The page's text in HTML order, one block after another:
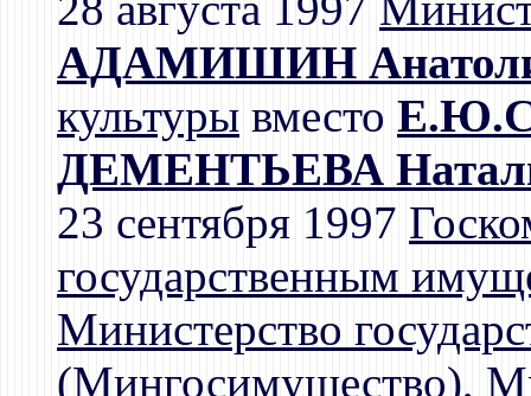
АДАМИШИН
культуры вместо
ДЕМЕНТЬЕВА
23 сентября 1997
государственным
Министерство
(Мингосимущество),